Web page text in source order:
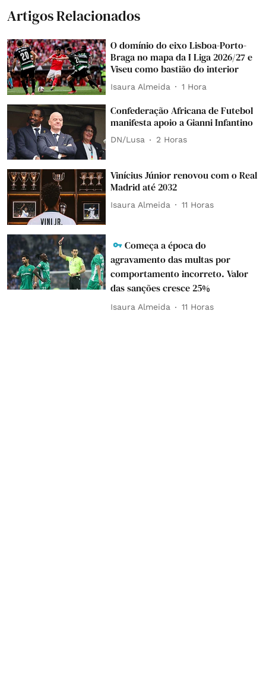
Artigos Relacionados
O domínio do eixo Lisboa-Porto-
Braga no mapa da I Liga 2026/27 e
Viseu como bastião do interior
Isaura Almeida 1 Hora
Confederação Africana de Futebol
manifesta apoio a Gianni Infantino
DN/Lusa 2 Horas
Vinícius Júnior renovou com o Real
Madrid até 2032
Isaura Almeida 11 Horas
Começa a época do
agravamento das multas por
comportamento incorreto. Valor
das sanções cresce 25%
Isaura Almeida 11 Horas